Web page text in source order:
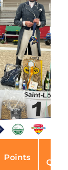
Points